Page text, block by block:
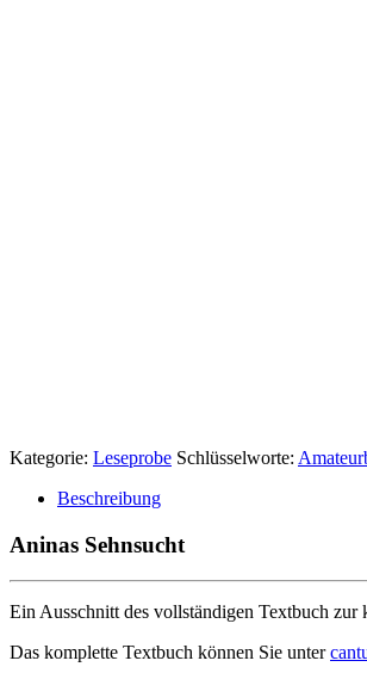
Kategorie: Leseprobe Schlüsselworte:
Beschreibung
Aninas Sehnsucht
Ein Ausschnitt des vollständigen Textbuch zur
Das komplette Textbuch können Sie unter